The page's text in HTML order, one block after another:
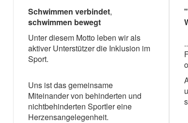
Schwimmen verbindet,
schwimmen bewegt
Unter diesem Motto leben wir als
aktiver Unterstützer die Inklusion im
Sport.
Uns ist das gemeinsame
Miteinander von behinderten und
nichtbehinderten Sportler eine
Herzensangelegenheit.